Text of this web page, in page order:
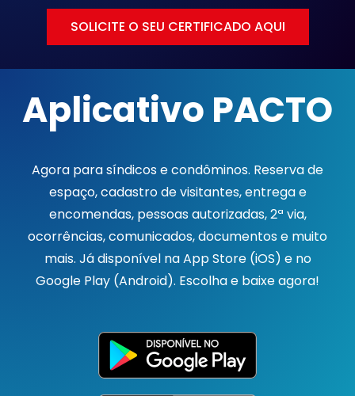
SOLICITE O SEU CERTIFICADO AQUI
Aplicativo PACTO
Agora para síndicos e condôminos. Reserva de
espaço, cadastro de visitantes, entrega e
encomendas, pessoas autorizadas, 2ª via,
ocorrências, comunicados, documentos e muito
mais. Já disponível na App Store (iOS) e no
Google Play (Android). Escolha e baixe agora!